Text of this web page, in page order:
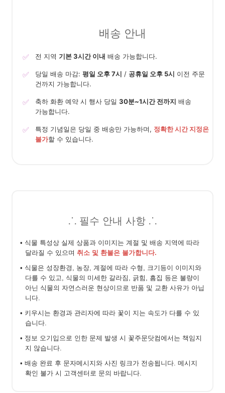
배송 안내
✅ 전 지역 기본 3시간 이내 배송 가능합니다.
✅ 당일 배송 마감: 평일 오후 7시 / 공휴일 오후 5시 이전 주문
건까지 가능합니다.
✅ 축하 화환 예약 시 행사 당일 30분~1시간 전까지 배송
가능합니다.
✅ 특정 기념일은 당일 중 배송만 가능하며, 정확한 시간 지정은
불가할 수 있습니다.
⸫ 필수 안내 사항 ⸫
• 식물 특성상 실제 상품과 이미지는 계절 및 배송 지역에 따라
달라질 수 있으며 취소 및 환불은 불가합니다.
• 식물은 성장환경, 농장, 계절에 따라 수형, 크기등이 이미지와
다를 수 있고, 식물의 미세한 갈라짐, 긁힘, 흠집 등은 불량이
아닌 식물의 자연스러운 현상이므로 반품 및 교환 사유가 아닙
니다.
• 키우시는 환경과 관리자에 따라 꽃이 지는 속도가 다를 수 있
습니다.
• 정보 오기입으로 인한 문제 발생 시 꽃주문닷컴에서는 책임지
지 않습니다.
• 배송 완료 후 문자메시지와 사진 링크가 전송됩니다. 메시지
확인 불가 시 고객센터로 문의 바랍니다.